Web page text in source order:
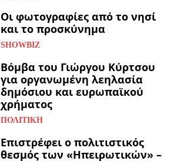
Οι φωτογραφίες από το νησί
και το προσκύνημα
SHOWBIZ
Βόμβα του Γιώργου Κύρτσου
για οργανωμένη λεηλασία
δημόσιου και ευρωπαϊκού
χρήματος
ΠΟΛΙΤΙΚΉ
Επιστρέφει ο πολιτιστικός
θεσμός των «Ηπειρωτικών» –